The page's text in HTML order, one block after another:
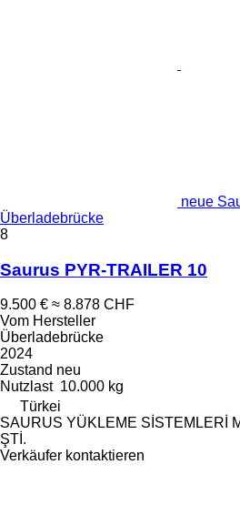
neue
Überladebrücke
8
Saurus PYR-TRAILER 10
9.500 € ≈ 8.878 CHF
Vom Hersteller
Überladebrücke
2024
Zustand neu
Nutzlast 10.000 kg
Türkei
SAURUS YÜKLEME SİSTEMLERİ
ŞTİ.
Verkäufer kontaktieren